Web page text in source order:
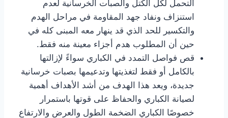
التحمل لكل الكتل والصبات الخرسانية لعدم
استنزاف ونفاد جهد المقاومة في مراحل الهدم
والتكسير للحد الذي قد ينهار معه المبنى كله في
حين أن المطلوب هدم أجزاء معينة منه فقط.
قص فواصل التمدد في الكباري سواءً لإزالتها
بالكامل أو فقط لتغذيتها وتدعيمها بصبات خرسانية
جديدة، ويعد هذا الهدف من أشد الأهداف أهمية
لصيانة الكباري والحفاظ على قوتها باستمرار
خصوصًا الكباري الضخمة الطول والعرض والارتفاع